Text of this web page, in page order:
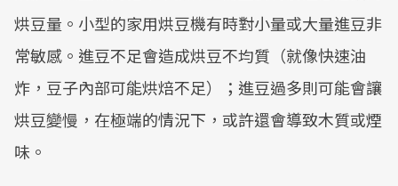
烘豆量。小型的家用烘豆機有時對小量或大量進豆非
常敏感。進豆不足會造成烘豆不均質（就像快速油
炸，豆子內部可能烘焙不足）；進豆過多則可能會讓
烘豆變慢，在極端的情況下，或許還會導致木質或煙
味。